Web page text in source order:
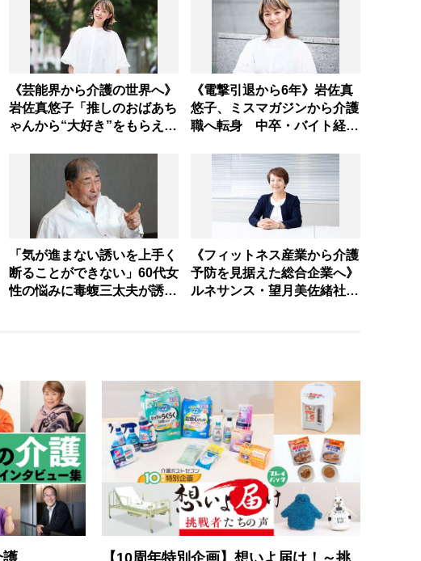
《芸能界から介護の世界へ》
岩佐真悠子「推しのおばあち
ゃんから“大好き”をもらえ
りがい”、介護の現場は「愛
《電撃引退から6年》岩佐真
悠子、ミスマガジンから介護
職へ転身 中卒・バイト経験
所”「社会の役に立ちながら
自分らしくいられる」
「気が進まない誘いを上手く
断ることができない」60代女
性の悩みに毒蝮三太夫が誘い
《フィットネス産業から介護
予防を見据えた総合企業へ》
ルネサンス・望月美佐緒社長
護 【10周年特別企画】想いよ届け！～挑